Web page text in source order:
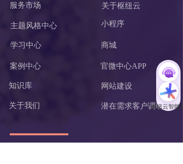
关于枢纽云
服务市场
主题风格中心 小程序
学习中心 商城
案例中心 官微中心APP
知识库 网站建设
关于我们 潜在需求客户调研